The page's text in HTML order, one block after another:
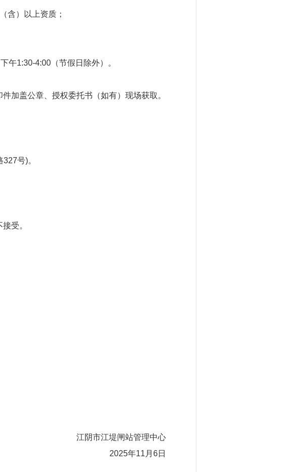
含）以上资质；
午1:30-4:00（节假日除外）。
加盖公章、授权委托书（如有）现场获取。
号)。
受。
江阴市江堤闸站管理中心
2025年11月6日